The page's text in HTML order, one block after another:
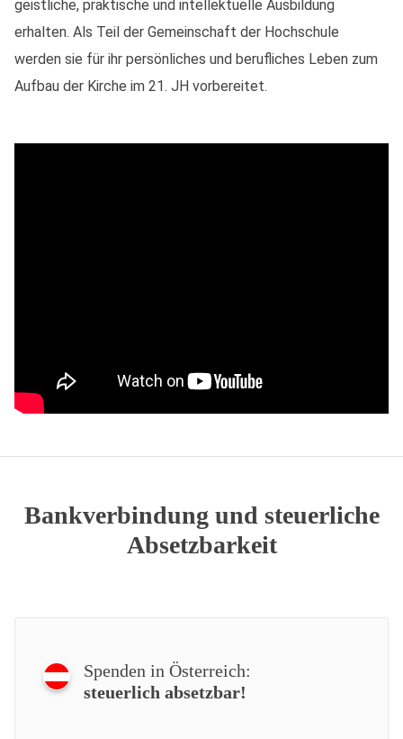
geistliche, praktische und intellektuelle Ausbildung
erhalten. Als Teil der Gemeinschaft der Hochschule
werden sie für ihr persönliches und berufliches Leben zum
Aufbau der Kirche im 21. JH vorbereitet.
Bankverbindung und steuerliche
Absetzbarkeit
Spenden in Österreich:
steuerlich absetzbar!